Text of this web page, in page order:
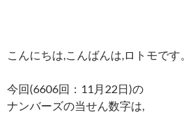
こんにちは,こんばんは,ロトモです。
今回(6606回：11月22日)の
ナンバーズの当せん数字は,